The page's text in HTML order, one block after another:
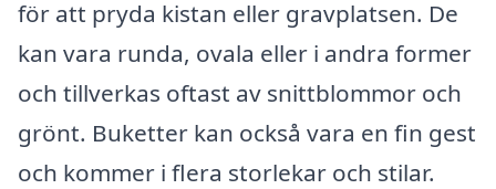
för att pryda kistan eller gravplatsen. De
kan vara runda, ovala eller i andra former
och tillverkas oftast av snittblommor och
grönt. Buketter kan också vara en fin gest
och kommer i flera storlekar och stilar.